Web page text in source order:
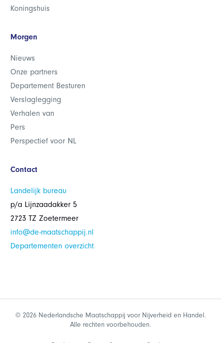
Koningshuis
Morgen
Nieuws
Onze partners
Departement Besturen
Verslaglegging
Verhalen van
Pers
Perspectief voor NL
Contact
Landelijk bureau
p/a Lijnzaadakker 5
2723 TZ Zoetermeer
info@de-maatschappij.nl
Departementen overzicht
© 2026 Nederlandsche Maatschappij voor Nijverheid en Handel.
Alle rechten voorbehouden.